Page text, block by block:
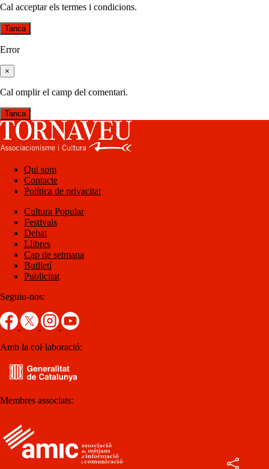
Cal acceptar els termes i condicions.
Tanca
Error
×
Cal omplir el camp del comentari.
Tanca
Qui som
Contacte
Política de privacitat
Cultura Popular
Festivals
Debat
Llibres
Cap de setmana
Butlletí
Publicitat
Seguiu-nos:
Amb la col·laboració:
Membres associats: